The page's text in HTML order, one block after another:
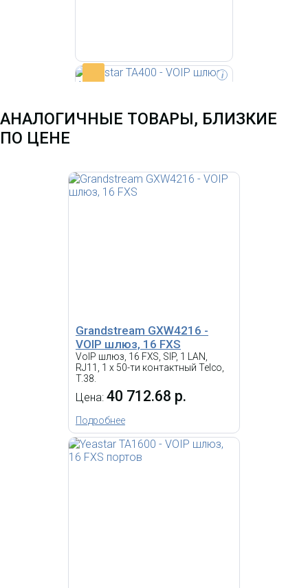
i
-
GXW4248, 48 FXS, SIP, 1 LAN,
RJ11, 1 x 50-ти контактный
VoIP шлюз, 32 FXS, SIP, 1 LAN,
RJ11, 1 x 50-ти контактный
АНАЛОГИЧНЫЕ ТОВАРЫ, БЛИЗКИЕ
ПО ЦЕНЕ
Grandstream GXW4216 -
VOIP шлюз, 16 FXS
VoIP шлюз, 16 FXS, SIP, 1 LAN,
RJ11, 1 x 50-ти контактный Telco,
T.38.
Цена: 40 712.68 р.
Подробнее